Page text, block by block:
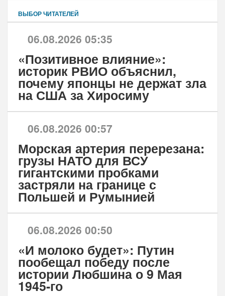
ВЫБОР ЧИТАТЕЛЕЙ
06.08.2026 05:35
«Позитивное влияние»:
историк РВИО объяснил,
почему японцы не держат зла
на США за Хиросиму
06.08.2026 00:57
Морская артерия перерезана:
грузы НАТО для ВСУ
гигантскими пробками
застряли на границе с
Польшей и Румынией
06.08.2026 00:50
«И молоко будет»: Путин
пообещал победу после
истории Любшина о 9 Мая
1945-го